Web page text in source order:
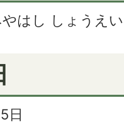
はし しょうえ
日